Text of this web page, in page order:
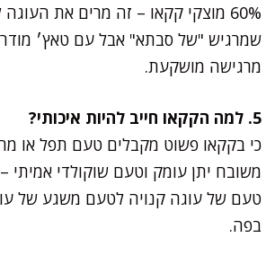
60% מוצקי קקאו – זה מרים את
שמרגיש "של סבתא" אבל עם טאץ׳
מרגישה מושקעת.
5. למה הקקאו חייב להיות איכותי?
כי בקקאו פשוט מקבלים טעם תפל או
משובח יתן עומק וטעם שוקולדי אמיתי
טעם של עוגה קנויה לטעם משגע של
בפה.